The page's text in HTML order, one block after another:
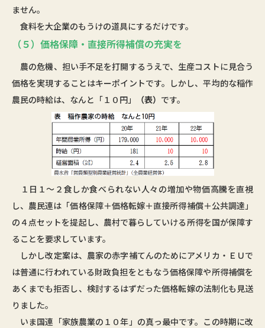
ません。
食料を大企業のもうけの道具にするだけです。
（５）価格保障・直接所得補償の充実を
農の危機、担い手不足を打開するうえで、生産コストに見合う
価格を実現することはキーポイントです。しかし、平均的な稲作
農民の時給は、なんと「１０円」
（表） です。
１日１～２食しか食べられない人々の増加や物価高騰を直視
し、農民連は「価格保障＋価格転嫁＋直接所得補償＋公共調達」
の４点セットを提起し、農村で暮らしていける所得を国が保障す
ることを要求しています。
しかし改定案は、農家の赤字補てんのためにアメリカ・ＥＵで
は普通に行われている財政負担をともなう価格保障や所得補償を
あくまでも拒否し、検討するはずだった価格転嫁の法制化も見送
りました。
いま国連「家族農業の１０年」の真っ最中です。この時期に改